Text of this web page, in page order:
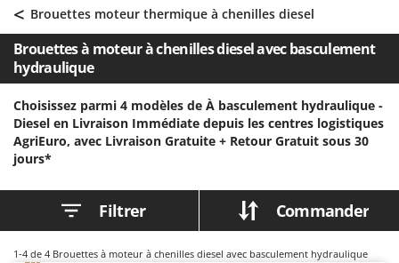
Accessoires pour tracteurs tondeuses autoportés
Aérateurs Scarificateurs pour gazon
Arracheuses de pommes de terre pour tracteur
Aspirateurs à cendres
Aspirateurs à feuilles sur roues
Atomiseurs agricoles pour tracteurs
Atomiseurs pour traitements
AgriEuro Premium
AgriEuro TOP-LINE
AGT
Airmec
AL-KO
Alpina
Ama
< Brouettes moteur thermique à chenilles diesel
Brouettes à moteur à chenilles diesel avec basculement
hydraulique
Choisissez parmi 4 modèles de À basculement hydraulique -
Diesel en Livraison Immédiate depuis les centres logistiques
AgriEuro, avec Livraison Gratuite + Retour Gratuit sous 30
jours*
Filtrer Commander
1-4 de 4 Brouettes à moteur à chenilles diesel avec basculement hydraulique